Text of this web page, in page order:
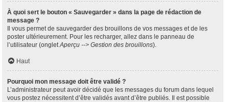
À quoi sert le bouton « Sauvegarder » dans la page de rédaction de
message ?
Il vous permet de sauvegarder des brouillons de vos messages et de les
poster ultérieurement. Pour les recharger, allez dans le panneau de
l’utilisateur (ongletAperçu --> Gestion des brouillons).
Haut
Pourquoi mon message doit être validé ?
L’administrateur peut avoir décidé que les messages du forum dans lequel
vous postez nécessitent d’être validés avant d’être publiés. Il est possible